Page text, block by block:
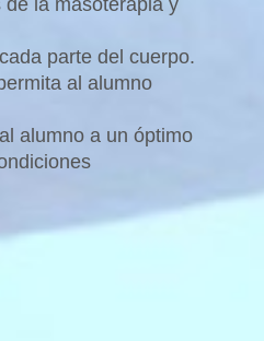
parte del cuerpo.
al alumno
alumno a un óptimo